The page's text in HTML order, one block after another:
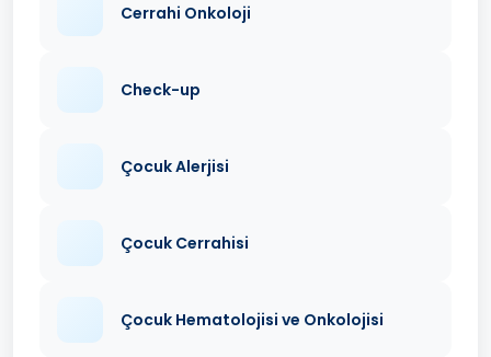
Cerrahi Onkoloji
Check-up
Çocuk Alerjisi
Çocuk Cerrahisi
Çocuk Hematolojisi ve Onkolojisi